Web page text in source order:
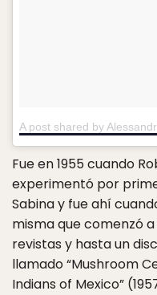
Fue en 1955 cuando
experimentó por
Sabina y fue ahí
misma que comenzó
revistas y hasta un
llamado “Mushroom
Indians of Mexico”